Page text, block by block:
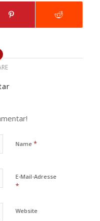
Name *
E-Mail-Adresse
*
Website